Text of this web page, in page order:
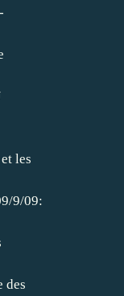
les
9/09:
des